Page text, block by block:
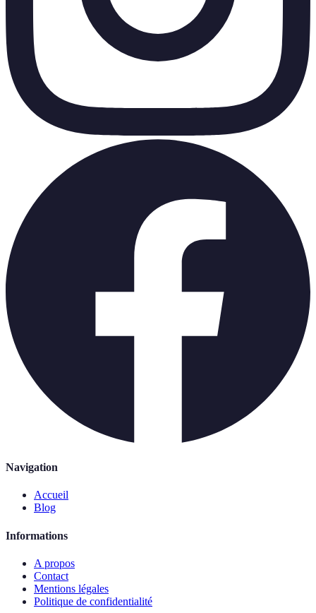
Navigation
Accueil
Blog
Informations
A propos
Contact
Mentions légales
Politique de confidentialité